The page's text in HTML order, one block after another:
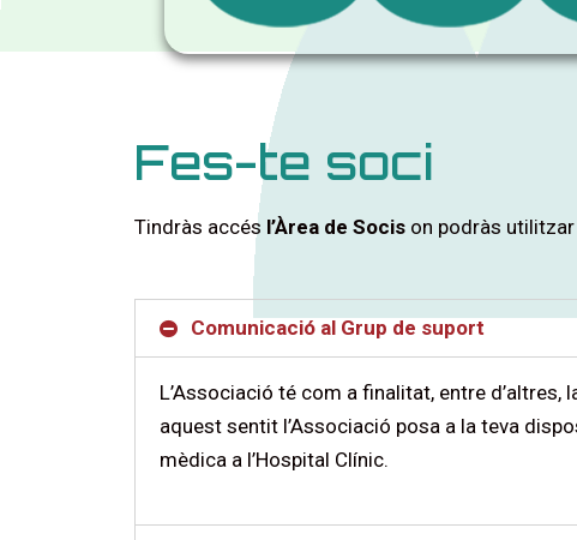
Fes-te soci
Tindràs accés l’Àrea de Socis on podràs
Comunicació al Grup de suport
L’Associació té com a finalitat, entre
aquest sentit l’Associació posa a la teva
mèdica a l’Hospital Clínic.